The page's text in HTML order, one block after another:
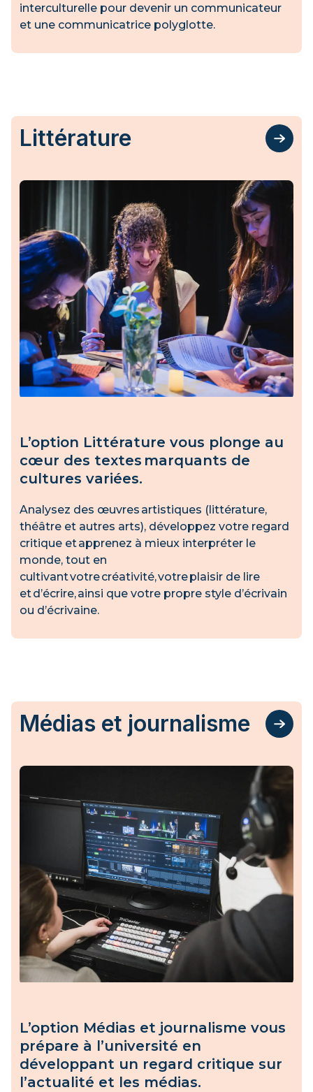
interculturelle pour devenir un communicateur
et une communicatrice polyglotte.
Littérature
L’option Littérature vous plonge au
cœur des textes marquants de
cultures variées.
Analysez des œuvres artistiques (littérature,
théâtre et autres arts), développez votre regard
critique et apprenez à mieux interpréter le
monde, tout en
cultivant votre créativité, votre plaisir de lire
et d’écrire, ainsi que votre propre style d’écrivain
ou d’écrivaine.
Médias et journalisme
L’option Médias et journalisme vous
prépare à l’université en
développant un regard critique sur
l’actualité et les médias.